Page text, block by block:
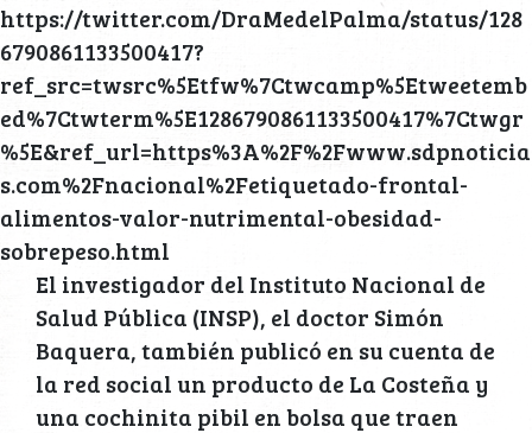
https://twitter.com/DraMedelPalma/status/128
6790861133500417?
ref_src=twsrc%5Etfw%7Ctwcamp%5Etweetemb
ed%7Ctwterm%5E1286790861133500417%7Ctwgr
%5E&ref_url=https%3A%2F%2Fwww.sdpnoticia
s.com%2Fnacional%2Fetiquetado-frontal-
alimentos-valor-nutrimental-obesidad-
sobrepeso.html
El investigador del Instituto Nacional de
Salud Pública (INSP), el doctor Simón
Baquera, también publicó en su cuenta de
la red social un producto de La Costeña y
una cochinita pibil en bolsa que traen